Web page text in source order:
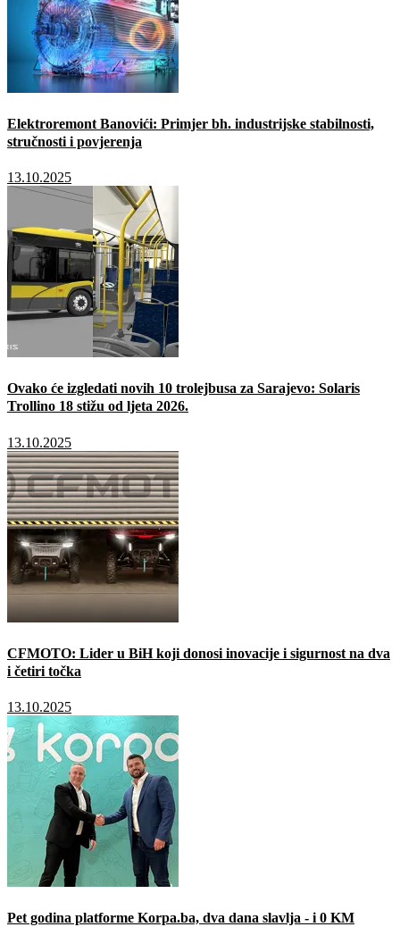
Elektroremont Banovići: Primjer bh. industrijske stabilnosti,
stručnosti i povjerenja
13.10.2025
Ovako će izgledati novih 10 trolejbusa za Sarajevo: Solaris
Trollino 18 stižu od ljeta 2026.
13.10.2025
CFMOTO: Lider u BiH koji donosi inovacije i sigurnost na dva
i četiri točka
13.10.2025
Pet godina platforme Korpa.ba, dva dana slavlja - i 0 KM